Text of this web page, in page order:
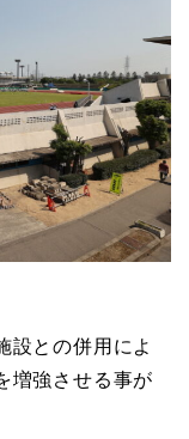
設との併用によ
増強させる事が